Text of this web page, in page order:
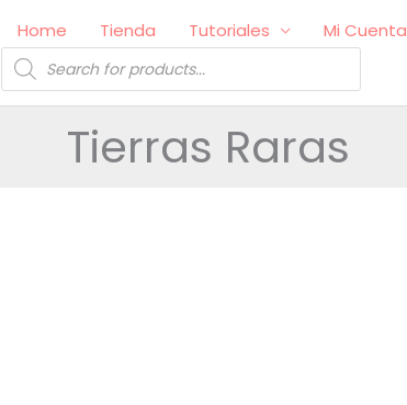
Home Tienda Tutoriales Mi Cuenta
Búsqueda
de
productos
Tierras Raras